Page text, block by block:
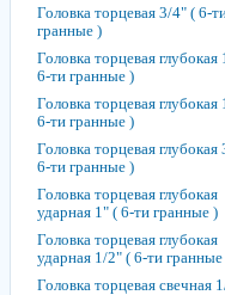
Головка торцевая 3/4" ( 6-
гранные )
Головка торцевая глубокая
6-ти гранные )
Головка торцевая глубокая
6-ти гранные )
Головка торцевая глубокая
6-ти гранные )
Головка торцевая глубокая
ударная 1" ( 6-ти гранные )
Головка торцевая глубокая
ударная 1/2" ( 6-ти гранные
Головка торцевая свечная